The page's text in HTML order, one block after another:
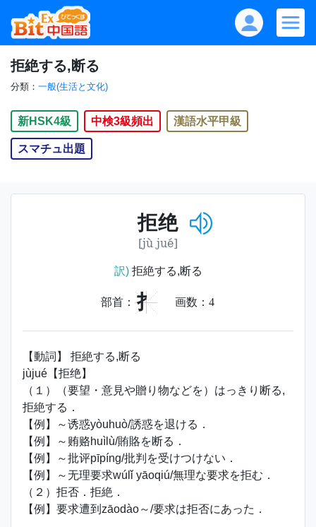
拒絶する,断る
分類： 一般(生活と文化)
新HSK4級 中検3級頻出 漢語水平甲級
スマチュ出題
拒绝
[jù jué]
訳)拒絶する,断る
部首： 扌 画数： 4
【動詞】 拒絶する,断る
jùjué【拒绝】
（１）（要望・意見や贈り物などを）はっきり断る,
拒絶する．
【例】～诱惑yòuhuò/誘惑を退ける．
【例】～贿赂huìlù/賄賂を断る．
【例】～批评pīpíng/批判を受けつけない．
【例】～无理要求wúlǐ yāoqiú/無理な要求を拒む．
（２）拒否．拒絶．
【例】要求遭到zāodào～/要求は拒否にあった．